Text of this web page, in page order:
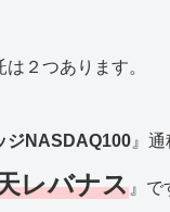
２つあります。
ジNASDAQ100 』
レバナス 』で